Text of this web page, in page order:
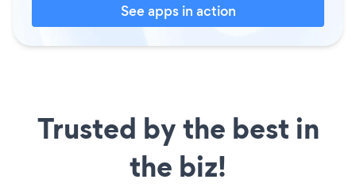
See apps in action
Trusted by the best in
the biz!